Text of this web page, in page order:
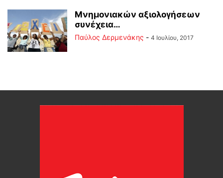
Μνημονιακών αξιολογήσεων
συνέχεια…
Παύλος Δερμενάκης - 4 Ιουλίου, 2017